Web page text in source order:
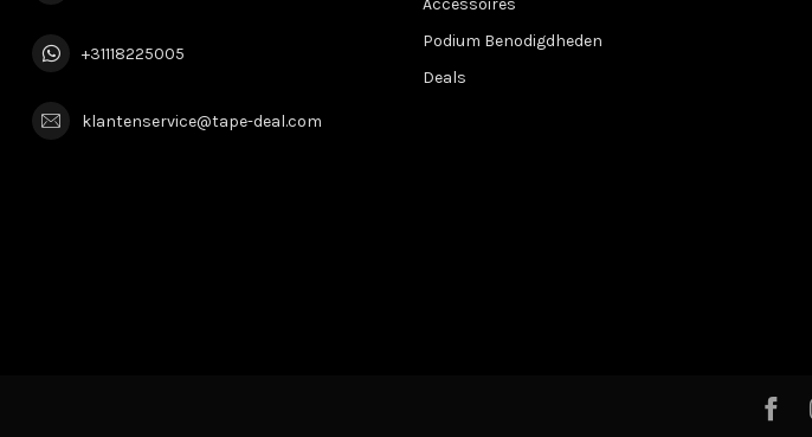
+31118225005
klantenservice@tape-deal.com
Accessoires
Podium Benodigdheden
Deals